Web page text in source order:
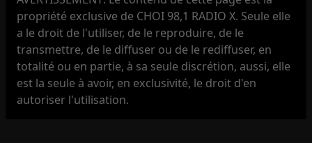
propriété exclusive de CHOI 98,1 RADIO X. Seule elle
a le droit de l'utiliser, de le reproduire, de le
transmettre, de le diffuser ou de le rediffuser, en
totalité ou en partie, à sa seule discrétion, aussi, elle
est la seule à avoir, en exclusivité, le droit d'en
autoriser l'utilisation.